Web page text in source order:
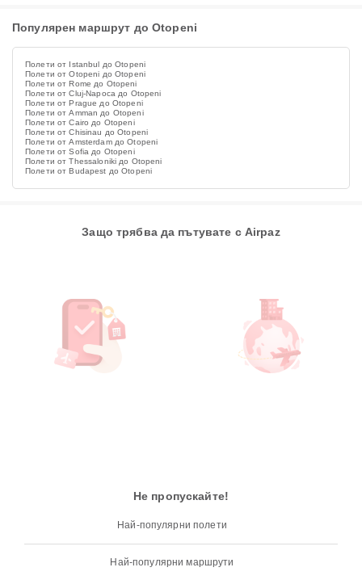
Популярен маршрут до Otopeni
Полети от Istanbul до Otopeni
Полети от Otopeni до Otopeni
Полети от Rome до Otopeni
Полети от Cluj-Napoca до Otopeni
Полети от Prague до Otopeni
Полети от Amman до Otopeni
Полети от Cairo до Otopeni
Полети от Chisinau до Otopeni
Полети от Amsterdam до Otopeni
Полети от Sofia до Otopeni
Полети от Thessaloniki до Otopeni
Полети от Budapest до Otopeni
Защо трябва да пътувате с Airpaz
Не пропускайте!
Най-популярни полети
Най-популярни маршрути